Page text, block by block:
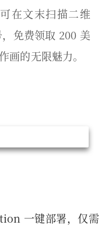
在文末扫描二维
免费领取 200 美
的无限魅力。
一键部署，仅需